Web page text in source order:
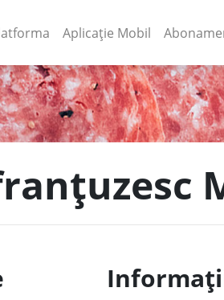
(current)
Aplicație Mobil (current)